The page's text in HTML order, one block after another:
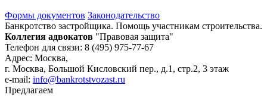
Формы документов Законодательство
Банкротство застройщика. Помощь участникам строительства.
Коллегия адвокатов "Правовая защита"
Телефон для связи: 8 (495) 975-77-67
Адрес: Москва,
г. Москва, Большой Кисловский пер., д.1, стр.2, 3 этаж
e-mail: info@bankrotstvozast.ru
Предлагаем